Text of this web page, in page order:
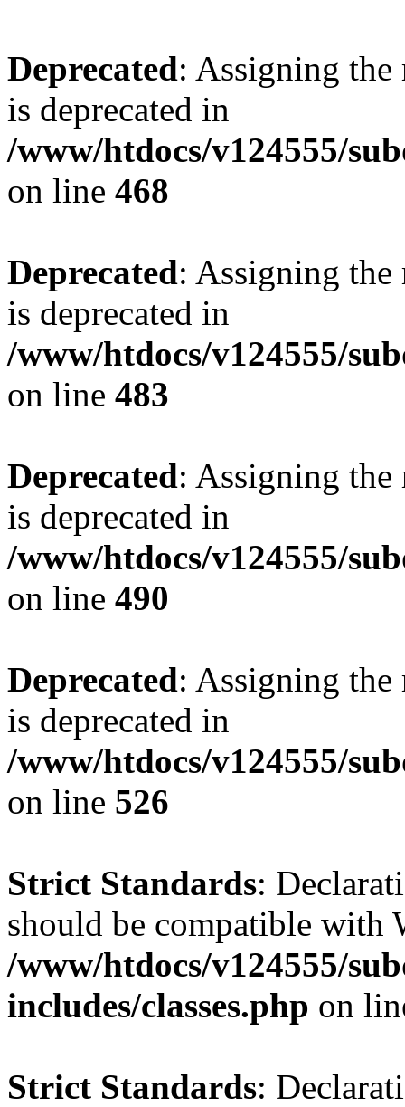
Deprecated: Assigning the
is deprecated in
/www/htdocs/v124555/
on line 468
Deprecated: Assigning the
is deprecated in
/www/htdocs/v124555/
on line 483
Deprecated: Assigning the
is deprecated in
/www/htdocs/v124555/
on line 490
Deprecated: Assigning the
is deprecated in
/www/htdocs/v124555/
on line 526
Strict Standards:
should be compatible
/www/htdocs/v124555/
includes/classes.php on
Strict Standards: